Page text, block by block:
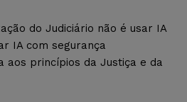
do Judiciário não é usar IA
IA com segurança
aos princípios da Justiça e da